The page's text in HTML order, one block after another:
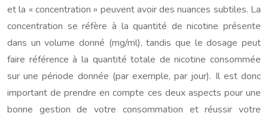
et la « concentration » peuvent avoir des nuances subtiles. La
concentration se réfère à la quantité de nicotine présente
dans un volume donné (mg/ml), tandis que le dosage peut
faire référence à la quantité totale de nicotine consommée
sur une période donnée (par exemple, par jour). Il est donc
important de prendre en compte ces deux aspects pour une
bonne gestion de votre consommation et réussir votre